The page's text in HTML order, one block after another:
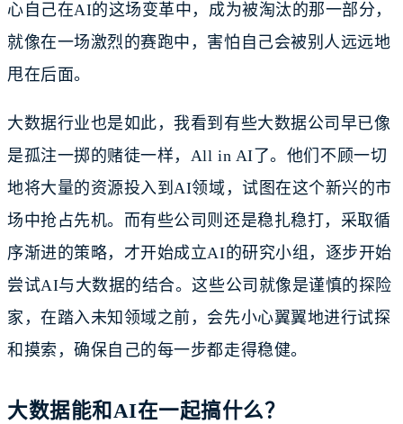
心自己在AI的这场变革中，成为被淘汰的那一部分，
就像在一场激烈的赛跑中，害怕自己会被别人远远地
甩在后面。
大数据行业也是如此，我看到有些大数据公司早已像
是孤注一掷的赌徒一样，All in AI了。他们不顾一切
地将大量的资源投入到AI领域，试图在这个新兴的市
场中抢占先机。而有些公司则还是稳扎稳打，采取循
序渐进的策略，才开始成立AI的研究小组，逐步开始
尝试AI与大数据的结合。这些公司就像是谨慎的探险
家，在踏入未知领域之前，会先小心翼翼地进行试探
和摸索，确保自己的每一步都走得稳健。
大数据能和AI在一起搞什么？